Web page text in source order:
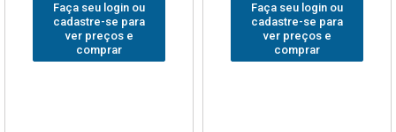
Faça seu login ou
cadastre-se para
ver preços e
comprar
Faça seu login ou
cadastre-se para
ver preços e
comprar